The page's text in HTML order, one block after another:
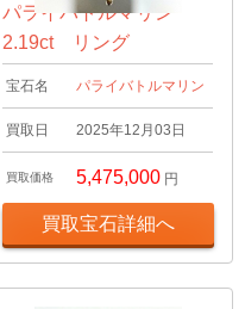
パライバトルマリン
2.19ct リング
宝石名 パライバトルマリン
買取日 2025年12月03日
買取価格 5,475,000 円
買取宝石詳細へ